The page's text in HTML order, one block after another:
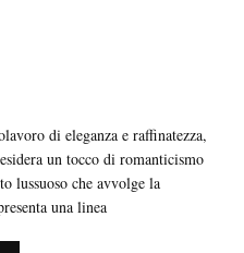
di eleganza e raffinatezza,
un tocco di romanticismo
lussuoso che avvolge la
una linea